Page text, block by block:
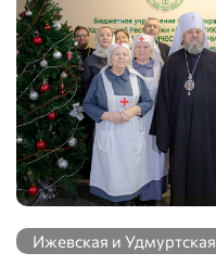
Ижевская и Удмуртская